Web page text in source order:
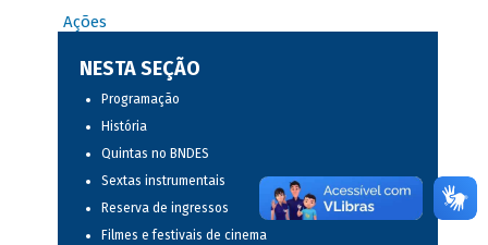
Ações
NESTA SEÇÃO
Programação
História
Quintas no BNDES
Sextas instrumentais
Reserva de ingressos
Filmes e festivais de cinema